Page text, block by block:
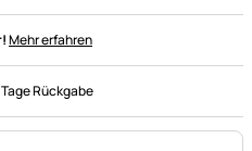
Mehr erfahren
Rückgabe